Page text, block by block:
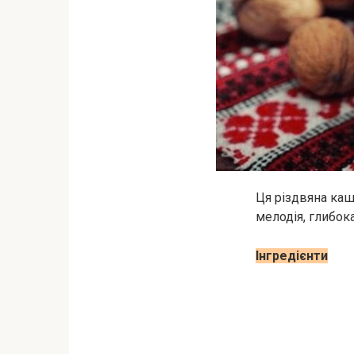
Ця різдвяна
мелодія,
Інгредієнти